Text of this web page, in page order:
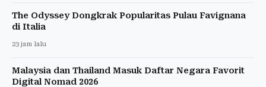
The Odyssey Dongkrak Popularitas Pulau Favignana
di Italia
23 jam lalu
Malaysia dan Thailand Masuk Daftar Negara Favorit
Digital Nomad 2026